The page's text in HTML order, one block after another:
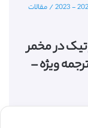
/مقالات
در مخمر
– الزویر 2018) (ترجمه ویژه –